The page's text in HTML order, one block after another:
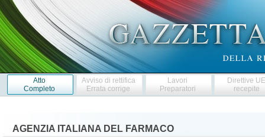
Atto
Completo
Avviso di rettifica
Errata corrige
Lavori
Preparatori
Direttive
recepite
AGENZIA ITALIANA DEL FARMACO